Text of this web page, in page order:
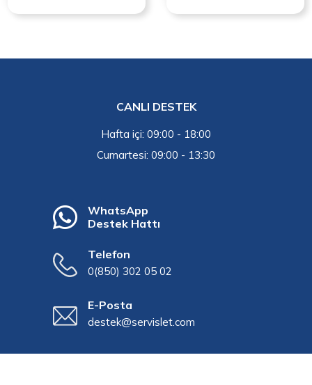
CANLI DESTEK
Hafta içi: 09:00 - 18:00
Cumartesi: 09:00 - 13:30
WhatsApp
Destek Hattı
Telefon
0(850) 302 05 02
E-Posta
destek@servislet.com